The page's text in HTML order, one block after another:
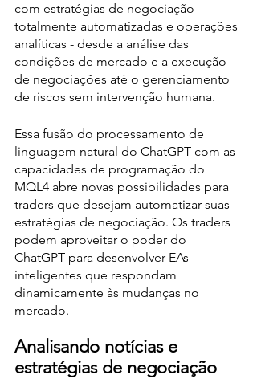
com estratégias de negociação
totalmente automatizadas e operações
analíticas - desde a análise das
condições de mercado e a execução
de negociações até o gerenciamento
de riscos sem intervenção humana.
Essa fusão do processamento de
linguagem natural do ChatGPT com as
capacidades de programação do
MQL4 abre novas possibilidades para
traders que desejam automatizar suas
estratégias de negociação. Os traders
podem aproveitar o poder do
ChatGPT para desenvolver EAs
inteligentes que respondam
dinamicamente às mudanças no
mercado.
Analisando notícias e
estratégias de negociação